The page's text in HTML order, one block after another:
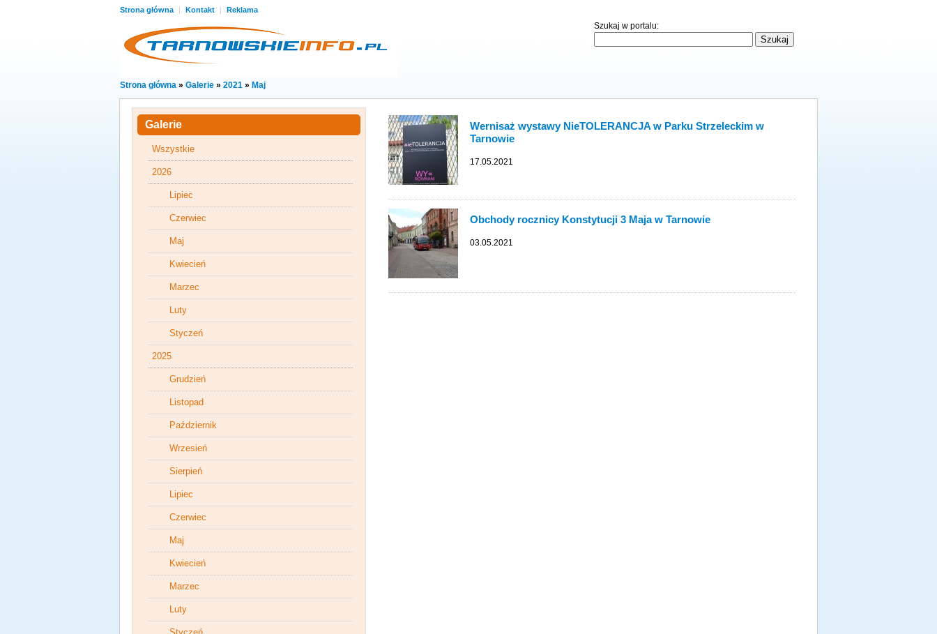
Strona główna | Kontakt | Reklama
Szukaj w portalu:
Strona główna » Galerie » 2021 » Maj
Wernisaż wystawy NieTOLERANCJA w Parku Strzeleckim w
Tarnowie
17.05.2021
Obchody rocznicy Konstytucji 3 Maja w Tarnowie
03.05.2021
Galerie
Wszystkie
2026
Lipiec
Czerwiec
Maj
Kwiecień
Marzec
Luty
Styczeń
2025
Grudzień
Listopad
Październik
Wrzesień
Sierpień
Lipiec
Czerwiec
Maj
Kwiecień
Marzec
Luty